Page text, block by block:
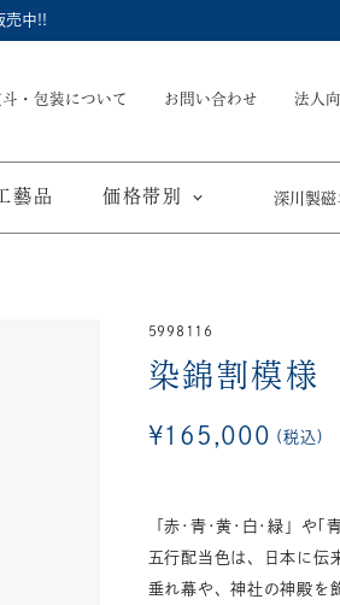
売中!!
・包装について お問い合わせ 法人
マグカップ
ポット／急須／土瓶
オツカレサマ、
ワタシ
草花折枝白抜紋
節目の御祝
eギフト
藝品 価格帯別 深川製磁
5998116
染錦割模
¥ 165,000 税込
「赤･青･黄･白･緑」や｢
五行配当色は、日本に伝
垂れ幕や、神社の神殿を